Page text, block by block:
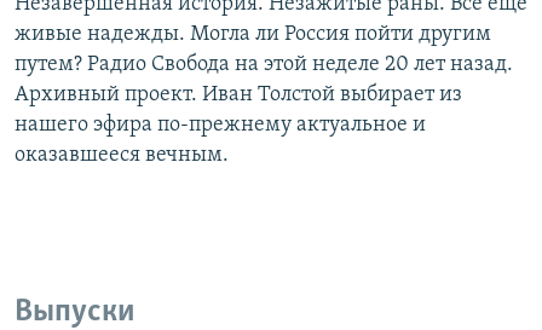
живые надежды. Могла ли Россия пойти другим
путем? Радио Свобода на этой неделе 20 лет назад.
Архивный проект. Иван Толстой выбирает из
нашего эфира по-прежнему актуальное и
оказавшееся вечным.
Выпуски